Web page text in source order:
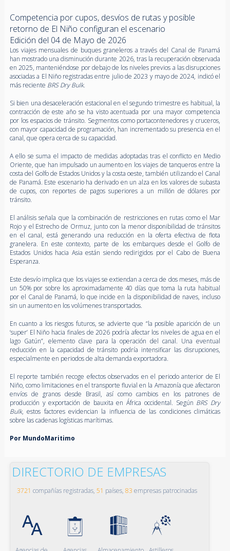
Competencia por cupos, desvíos de rutas y posible
retorno de El Niño configuran el escenario
Edición del 04 de Mayo de 2026
Los viajes mensuales de buques graneleros a través del Canal de Panamá
han mostrado una disminución durante 2026, tras la recuperación observada
en 2025, manteniéndose por debajo de los niveles previos a las disrupciones
asociadas a El Niño registradas entre julio de 2023 y mayo de 2024, indicó el
más reciente BRS Dry Bulk.
Si bien una desaceleración estacional en el segundo trimestre es habitual, la
contracción de este año se ha visto acentuada por una mayor competencia
por los espacios de tránsito. Segmentos como portacontenedores y cruceros,
con mayor capacidad de programación, han incrementado su presencia en el
canal, que opera cerca de su capacidad.
A ello se suma el impacto de medidas adoptadas tras el conflicto en Medio
Oriente, que han impulsado un aumento en los viajes de tanqueros entre la
costa del Golfo de Estados Unidos y la costa oeste, también utilizando el Canal
de Panamá. Este escenario ha derivado en un alza en los valores de subasta
de cupos, con reportes de pagos superiores a un millón de dólares por
tránsito.
El análisis señala que la combinación de restricciones en rutas como el Mar
Rojo y el Estrecho de Ormuz, junto con la menor disponibilidad de tránsitos
en el canal, está generando una reducción en la oferta efectiva de flota
granelera. En este contexto, parte de los embarques desde el Golfo de
Estados Unidos hacia Asia están siendo redirigidos por el Cabo de Buena
Esperanza.
Este desvío implica que los viajes se extiendan a cerca de dos meses, más de
un 50% por sobre los aproximadamente 40 días que toma la ruta habitual
por el Canal de Panamá, lo que incide en la disponibilidad de naves, incluso
sin un aumento en los volúmenes transportados.
En cuanto a los riesgos futuros, se advierte que “la posible aparición de un
‘super’ El Niño hacia finales de 2026 podría afectar los niveles de agua en el
lago Gatún”, elemento clave para la operación del canal. Una eventual
reducción en la capacidad de tránsito podría intensificar las disrupciones,
especialmente en periodos de alta demanda exportadora.
El reporte también recoge efectos observados en el periodo anterior de El
Niño, como limitaciones en el transporte fluvial en la Amazonía que afectaron
envíos de granos desde Brasil, así como cambios en los patrones de
producción y exportación de bauxita en África occidental. Según BRS Dry
Bulk, estos factores evidencian la influencia de las condiciones climáticas
sobre las cadenas logísticas marítimas.
Por MundoMaritimo
DIRECTORIO DE EMPRESAS
3721 compañías registradas, 51 países, 83 empresas patrocinadas